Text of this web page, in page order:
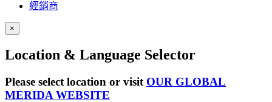
經銷商
×
Location & Language Selector
Please select location or visit OUR GLOBAL
MERIDA WEBSITE